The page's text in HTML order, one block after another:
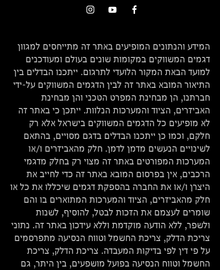
המידע והנתונים המופיעים באתר זה מתייחסים למגוון
דגמים המשווקים במקומות שונים בעולם ומעודכנים
למועד הבאת המקור הלועדי לתרגום. ייתכנו הבדלים בין
התיאור המובא באתר זה לבין הדגמים המשווקים על-ידי
חברתנו, הן מבחינת המפרט הטכני והן מבחינת
האביזרים, הציוד והמערכות הנלוות. ייתכן כי באתר זה
לא מופיעים כל הדגמים המשווקים בישראל אלא רק
חלקם, וכמו כן ייתכנו הבדלים בדגם מסויים, בהתאם
לשינויים הנעשים מדמן לדמן. חלק מהאביזרים ו/או
המערכות המפורטים באתר זה מצוי רק בחלק מדגמי
הרכבים, אין בפרסום המובא באתר זה כדי לחייב את
היצרן ו/או את החברה בהספקת דגמים שיכללו את כל או
חלק מהאביזרים, הציוד והמערכות המתוארים בו והם
שומרים לעצמם את הזכות לבטל, להוסיף, לשנות
ולשפר, ללא הודעה מוקדמת וללא עידכון באתר זה. נתוני
צריכת הדלק, צריכת החשמל וטווח הנסיעה מתפרסמים
על פי דין לפי בדיקות המעבדה. צריכת הדלק, צריכת
החשמל וטווח הנסיעה בפועל מושפעים, בין היתר, גם